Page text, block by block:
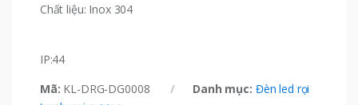
Chất liệu: Inox 304
IP:44
Mã: KL-DRG-DG0008 Danh mục: Đèn led rọi